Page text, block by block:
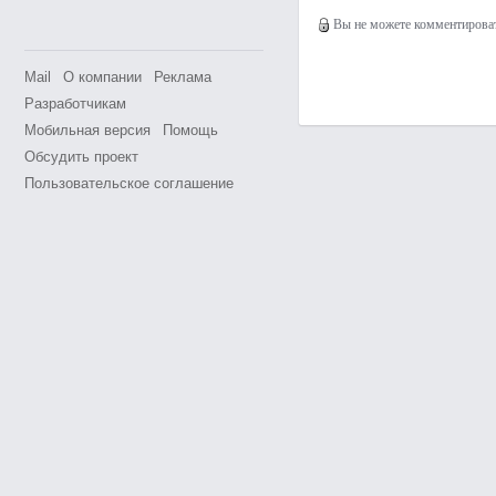
Mail О компании
Реклама
Разработчикам
Мобильная версия
Помощь
Обсудить проект
Пользовательское соглашение
Вы не можете